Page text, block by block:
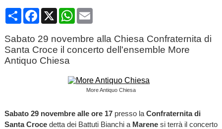
CondividiFacebook
X WhatsApp
Email
Sabato 29 novembre alla Chiesa Confraternita di
Santa Croce il concerto dell'ensemble More
Antiquo Chiesa
More Antiquo Chiesa
Sabato 29 novembre alle ore 17presso la Confraternita di
Santa Crocedetta dei Battuti Bianchi a Marenesi terrà il concerto